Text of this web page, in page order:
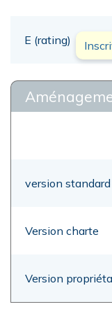
E (rating)
version standard
Version charte
Version